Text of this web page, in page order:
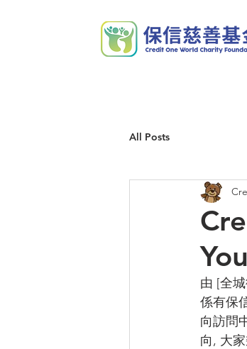
All Posts
由 [全
係有保
向訪問
向, 大